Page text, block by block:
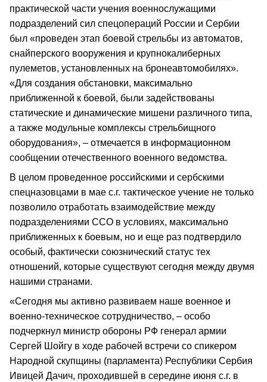
практической части учения военнослужащими
подразделений сил спецопераций России и Сербии
был «проведен этап боевой стрельбы из автоматов,
снайперского вооружения и крупнокалиберных
пулеметов, установленных на бронеавтомобилях».
«Для создания обстановки, максимально
приближенной к боевой, были задействованы
статические и динамические мишени различного типа,
а также модульные комплексы стрельбищного
оборудования», – отмечается в информационном
сообщении отечественного военного ведомства.
В целом проведенное российскими и сербскими
спецназовцами в мае с.г. тактическое учение не только
позволило отработать взаимодействие между
подразделениями ССО в условиях, максимально
приближенных к боевым, но и еще раз подтвердило
особый, фактически союзнический статус тех
отношений, которые существуют сегодня между двумя
нашими странами.
«Сегодня мы активно развиваем наше военное и
военно-техническое сотрудничество, – особо
подчеркнул министр обороны РФ генерал армии
Сергей Шойгу в ходе рабочей встречи со спикером
Народной скупщины (парламента) Республики Сербия
Ивицей Дачич, проходившей в середине июня с.г. в